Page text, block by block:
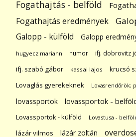
Fogathajtás - belföld
Fogathajtás eredmények
Galopp - külföld Galopp
hugyecz mariann humor ifj. dobrovitz
ifj. szabó gábor kassai lajos krucsó
Lovaglás gyerekeknek Lovasrendőrök;
lovassportok lovassportok -
Lovassportok - külföld Lovastusa -
lázár vilmos lázár zoltán